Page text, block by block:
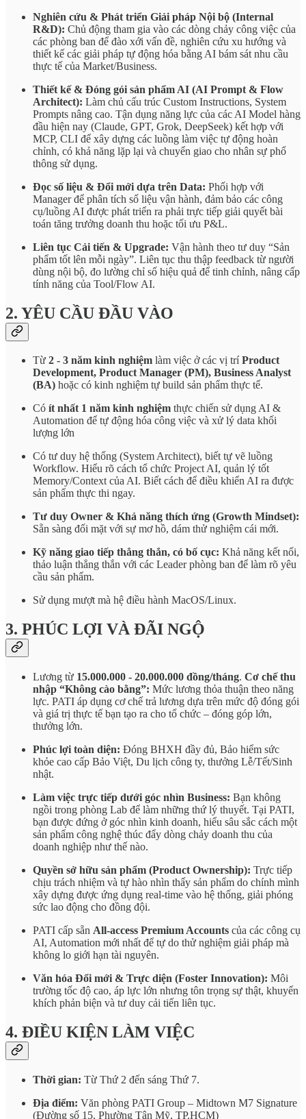
Nghiên cứu & Phát triển Giải pháp Nội bộ (Internal
R&D): Chủ động tham gia vào các dòng chảy công việc của
các phòng ban để đào xới vấn đề, nghiên cứu xu hướng và
thiết kế các giải pháp tự động hóa bằng AI bám sát nhu cầu
thực tế của Market/Business.
Thiết kế & Đóng gói sản phẩm AI (AI Prompt & Flow
Architect): Làm chủ cấu trúc Custom Instructions, System
Prompts nâng cao. Tận dụng năng lực của các AI Model hàng
đầu hiện nay (Claude, GPT, Grok, DeepSeek) kết hợp với
MCP, CLI để xây dựng các luồng làm việc tự động hoàn
chỉnh, có khả năng lặp lại và chuyển giao cho nhân sự phổ
thông sử dụng.
Đọc số liệu & Đổi mới dựa trên Data: Phối hợp với
Manager để phân tích số liệu vận hành, đảm bảo các công
cụ/luồng AI được phát triển ra phải trực tiếp giải quyết bài
toán tăng trưởng doanh thu hoặc tối ưu P&L.
Liên tục Cải tiến & Upgrade: Vận hành theo tư duy “Sản
phẩm tốt lên mỗi ngày”. Liên tục thu thập feedback từ người
dùng nội bộ, đo lường chỉ số hiệu quả để tinh chỉnh, nâng cấp
tính năng của Tool/Flow AI.
2. YÊU CẦU ĐẦU VÀO
Từ 2 - 3 năm kinh nghiệm làm việc ở các vị tríProduct
Development, Product Manager (PM), Business Analyst
(BA) hoặc có kinh nghiệm tự build sản phẩm thực tế.
Có ít nhất 1 năm kinh nghiệm thực chiến sử dụng AI &
Automation để tự động hóa công việc và xử lý data khối
lượng lớn
Có tư duy hệ thống (System Architect), biết tự vẽ luồng
Workflow. Hiểu rõ cách tổ chức Project AI, quản lý tốt
Memory/Context của AI. Biết cách để điều khiển AI ra được
sản phẩm thực thi ngay.
Tư duy Owner & Khả năng thích ứng (Growth Mindset):
Sẵn sàng đối mặt với sự mơ hồ, dám thử nghiệm cái mới.
Kỹ năng giao tiếp thẳng thắn, có bố cục: Khả năng kết nối,
thảo luận thẳng thắn với các Leader phòng ban để làm rõ yêu
cầu sản phẩm.
Sử dụng mượt mà hệ điều hành MacOS/Linux.
3. PHÚC LỢI VÀ ĐÃI NGỘ
Lương từ 15.000.000 - 20.000.000 đồng/tháng. Cơ chế thu
nhập “Không cào bằng”: Mức lương thỏa thuận theo năng
lực. PATI áp dụng cơ chế trả lương dựa trên mức độ đóng gói
và giá trị thực tế bạn tạo ra cho tổ chức – đóng góp lớn,
thưởng lớn.
Phúc lợi toàn diện: Đóng BHXH đầy đủ, Bảo hiểm sức
khỏe cao cấp Bảo Việt, Du lịch công ty, thưởng Lễ/Tết/Sinh
nhật.
Làm việc trực tiếp dưới góc nhìn Business: Bạn không
ngồi trong phòng Lab để làm những thứ lý thuyết. Tại PATI,
bạn được đứng ở góc nhìn kinh doanh, hiểu sâu sắc cách một
sản phẩm công nghệ thúc đẩy dòng chảy doanh thu của
doanh nghiệp như thế nào.
Quyền sở hữu sản phẩm (Product Ownership): Trực tiếp
chịu trách nhiệm và tự hào nhìn thấy sản phẩm do chính mình
xây dựng được ứng dụng real-time vào hệ thống, giải phóng
sức lao động cho đồng đội.
PATI cấp sẵn All-access Premium Accounts của các công cụ
AI, Automation mới nhất để tự do thử nghiệm giải pháp mà
không lo giới hạn tài nguyên.
Văn hóa Đổi mới & Trực diện (Foster Innovation): Môi
trường tốc độ cao, áp lực lớn nhưng tôn trọng sự thật, khuyến
khích phản biện và tư duy cải tiến liên tục.
4. ĐIỀU KIỆN LÀM VIỆC
Thời gian: Từ Thứ 2 đến sáng Thứ 7.
Địa điểm: Văn phòng PATI Group – Midtown M7 Signature
(Đường số 15, Phường Tân Mỹ, TP.HCM)